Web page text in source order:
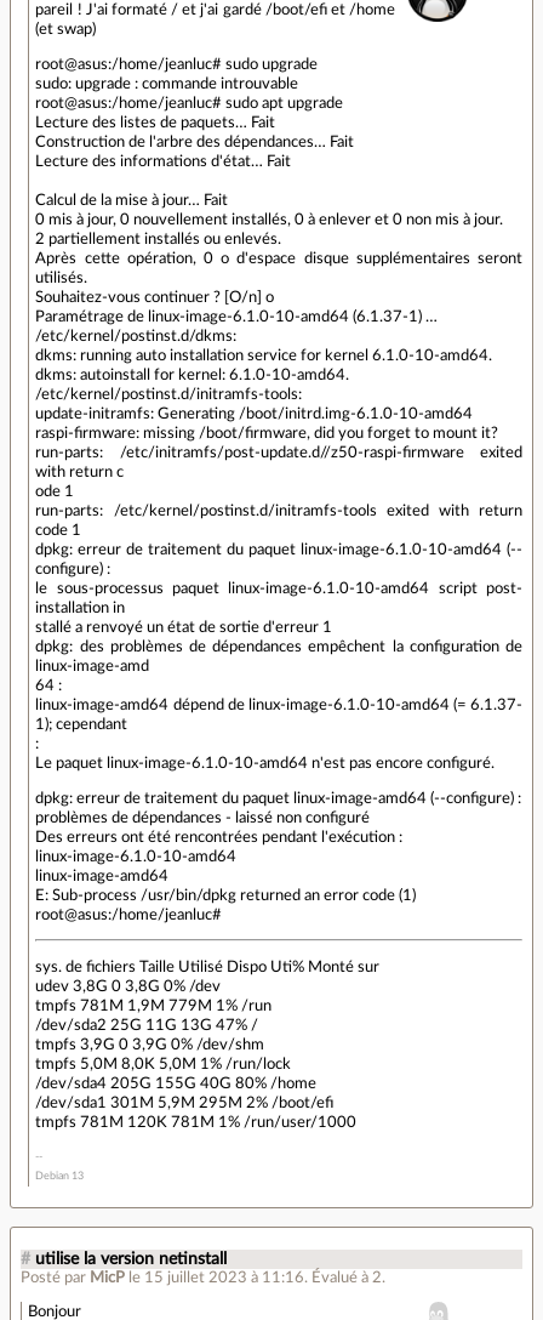
pareil ! J'ai formaté / et j'ai gardé /boot/efi et /home
(et swap)
root@asus:/home/jeanluc# sudo upgrade
sudo: upgrade : commande introuvable
root@asus:/home/jeanluc# sudo apt upgrade
Lecture des listes de paquets… Fait
Construction de l'arbre des dépendances… Fait
Lecture des informations d'état… Fait
Calcul de la mise à jour… Fait
0 mis à jour, 0 nouvellement installés, 0 à enlever et 0 non mis à jour.
2 partiellement installés ou enlevés.
Après cette opération, 0 o d'espace disque supplémentaires seront
utilisés.
Souhaitez-vous continuer ? [O/n] o
Paramétrage de linux-image-6.1.0-10-amd64 (6.1.37-1) …
/etc/kernel/postinst.d/dkms:
dkms: running auto installation service for kernel 6.1.0-10-amd64.
dkms: autoinstall for kernel: 6.1.0-10-amd64.
/etc/kernel/postinst.d/initramfs-tools:
update-initramfs: Generating /boot/initrd.img-6.1.0-10-amd64
raspi-firmware: missing /boot/firmware, did you forget to mount it?
run-parts: /etc/initramfs/post-update.d//z50-raspi-firmware exited
with return c
ode 1
run-parts: /etc/kernel/postinst.d/initramfs-tools exited with return
code 1
dpkg: erreur de traitement du paquet linux-image-6.1.0-10-amd64 (--
configure) :
le sous-processus paquet linux-image-6.1.0-10-amd64 script post-
installation in
stallé a renvoyé un état de sortie d'erreur 1
dpkg: des problèmes de dépendances empêchent la configuration de
linux-image-amd
64 :
linux-image-amd64 dépend de linux-image-6.1.0-10-amd64 (= 6.1.37-
1); cependant
:
Le paquet linux-image-6.1.0-10-amd64 n'est pas encore configuré.
dpkg: erreur de traitement du paquet linux-image-amd64 (--configure) :
problèmes de dépendances - laissé non configuré
Des erreurs ont été rencontrées pendant l'exécution :
linux-image-6.1.0-10-amd64
linux-image-amd64
E: Sub-process /usr/bin/dpkg returned an error code (1)
root@asus:/home/jeanluc#
sys. de fichiers Taille Utilisé Dispo Uti% Monté sur
udev 3,8G 0 3,8G 0% /dev
tmpfs 781M 1,9M 779M 1% /run
/dev/sda2 25G 11G 13G 47% /
tmpfs 3,9G 0 3,9G 0% /dev/shm
tmpfs 5,0M 8,0K 5,0M 1% /run/lock
/dev/sda4 205G 155G 40G 80% /home
/dev/sda1 301M 5,9M 295M 2% /boot/efi
tmpfs 781M 120K 781M 1% /run/user/1000
Debian 13
# utilise la version netinstall
Posté par MicP le 15 juillet 2023 à 11:16. Évalué à 2.
Bonjour